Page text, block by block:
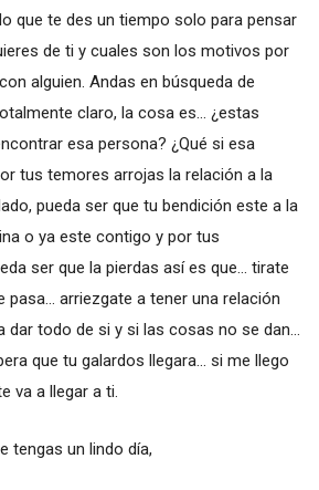
que te des un tiempo solo para pensar
de ti y cuales son los motivos por
alguien. Andas en búsqueda de
claro, la cosa es... ¿estas
esa persona? ¿Qué si esa
tus temores arrojas la relación a la
pueda ser que tu bendición este a la
o ya este contigo y por tus
ser que la pierdas así es que... tirate
pasa... arriezgate a tener una relación
dar todo de si y si las cosas no se dan...
que tu galardos llegara... si me llego
va a llegar a ti.
tengas un lindo día,